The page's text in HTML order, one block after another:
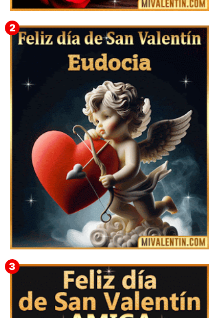
🎁 Imágenes Gif Personalizadas con Nombres para
San Valentín 2026 💘